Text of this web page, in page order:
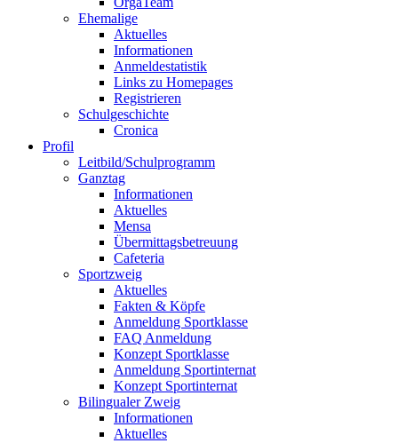
Ehemalige
Aktuelles
Informationen
Anmeldestatistik
Links zu Homepages
Registrieren
Schulgeschichte
Cronica
Profil
Leitbild/Schulprogramm
Ganztag
Informationen
Aktuelles
Mensa
Übermittagsbetreuung
Cafeteria
Sportzweig
Aktuelles
Fakten & Köpfe
Anmeldung Sportklasse
FAQ Anmeldung
Konzept Sportklasse
Anmeldung Sportinternat
Konzept Sportinternat
Bilingualer Zweig
Informationen
Aktuelles